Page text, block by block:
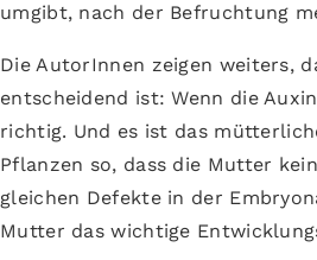
umgibt, nach der Befruchtung
Die AutorInnen zeigen weiters,
entscheidend ist: Wenn die
richtig. Und es ist das
Pflanzen so, dass die Mutter
gleichen Defekte in der
Mutter das wichtige